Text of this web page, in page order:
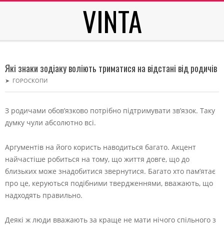
VINTA
Menu
Які знаки зодіаку воліють триматися на відстані від родичів
➤ ГОРОСКОПИ
З родичами обов’язково потрібно підтримувати зв’язок. Таку
думку чули абсолютно всі.
Аргументів на його користь наводиться багато. Акцент
найчастіше робиться на тому, що життя довге, що до
близьких може знадобитися звернутися. Багато хто пам’ятає
про це, керуються подібними твердженнями, вважають, що
надходять правильно.
Деякі ж люди вважають за краще не мати нічого спільного з